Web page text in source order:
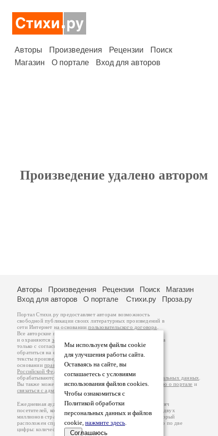
Авторы Произведения Рецензии
Поиск
Магазин
О портале Вход для авторов
Произведение удалено автором
Мы используем файлы cookie
для улучшения работы сайта.
Оставаясь на сайте, вы
соглашаетесь с условиями
использования файлов cookies.
Чтобы ознакомиться с
Политикой обработки
персональных данных и файлов
cookie, нажмите здесь.
Соглашаюсь
Авторы Произведения Рецензии Поиск
Магазин
Вход для авторов
О портале Стихи.ру Проза.ру
Портал Стихи.ру предоставляет авторам возможность
свободной публикации своих литературных произведений в
сети Интернет на основаниипользовательского договора
Все авторские права на произведения принадлежат авторам
и охраняются законом
. Перепечатка произведений возможна
только с согласия его автора, к которому вы можете
обратиться на его авторской странице. Ответственность за
тексты произведений авторы несут самостоятельно на
основанииправил публикацииизаконодательства
Российской Федерации
обрабатываются на основанииПолитики обработки персональных данных
Вы также можете посмотреть более подробнуюинформацию о портале и
связаться с администрацией
Ежедневная аудитория портала Стихи.ру – порядка 200 тысяч
посетителей, которые в общей сумме просматривают более двух
миллионов страниц по данным счетчика посещаемости, который
расположен справа от этого текста. В каждой графе указано по две
цифры: количество просмотров и количество посетителей.